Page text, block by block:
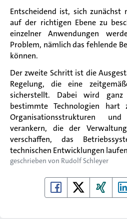
Entscheidend ist, sich
auf der richtigen Ebene zu be
einzelner Anwendungen
Problem, nämlich das fehlende
können.
Der zweite Schritt ist die
Regelung, die eine
sicherstellt. Dabei wird
bestimmte Technologien hart
Organisationsstrukturen
verankern, die der
verschaffen, das
technischen Entwicklungen
geschrieben von Rudolf Schleyer